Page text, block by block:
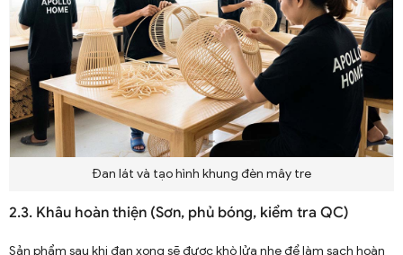
Đan lát và tạo hình khung đèn mây tre
2.3. Khâu hoàn thiện (Sơn, phủ bóng, kiểm tra QC)
Sản phẩm sau khi đan xong sẽ được khò lửa nhẹ để làm sạch hoàn